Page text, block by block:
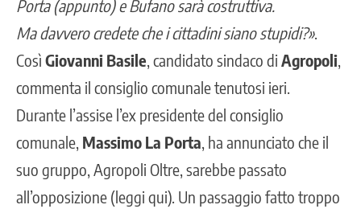
Porta (appunto) e Bufano sarà costruttiva.
Ma davvero credete che i cittadini siano stupidi?».
Così Giovanni Basile , candidato sindaco di Agropoli
commenta il consiglio comunale tenutosi ieri.
Durante l’assise l’ex presidente del consiglio
comunale, Massimo La Porta , ha annunciato che il
suo gruppo, Agropoli Oltre, sarebbe passato
all’opposizione (leggi qui) . Un passaggio fatto troppo